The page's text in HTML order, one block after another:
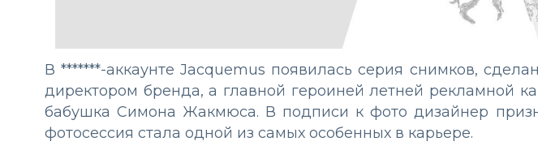
В *******-аккаунте Jacquemus появилась серия снимков,
директором бренда, а главной героиней летней рекламной
бабушка Симона Жакмюса. В подписи к фото дизайнер
фотосессия стала одной из самых особенных в карьере.